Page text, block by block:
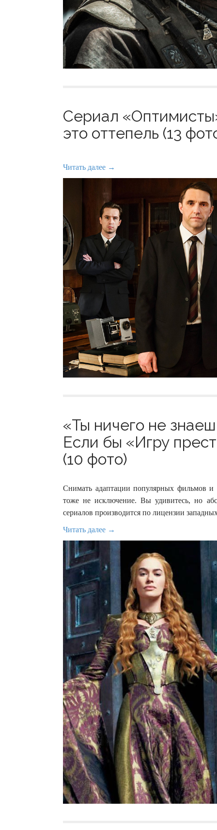
Сериал
это оттепель (13
Читать далее →
«Ты ничего не
Если бы «Игру
(10 фото)
Снимать адаптации популярных фильмов
тоже не исключение. Вы удивитесь, но
сериалов производится по лицензии
Читать далее →